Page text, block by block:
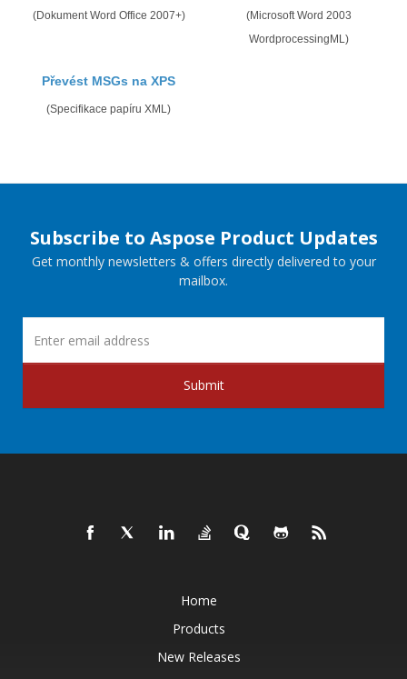
(Dokument Word Office 2007+)
(Microsoft Word 2003
WordprocessingML)
Převést MSGs na XPS
(Specifikace papíru XML)
Subscribe to Aspose Product Updates
Get monthly newsletters & offers directly delivered to your
mailbox.
Submit
Home
Products
New Releases